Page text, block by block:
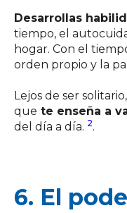
Desarrollas
tiempo, el
hogar. Con el
orden propio y la
Lejos de ser
que te enseña a
del día a día. 2.
6. El